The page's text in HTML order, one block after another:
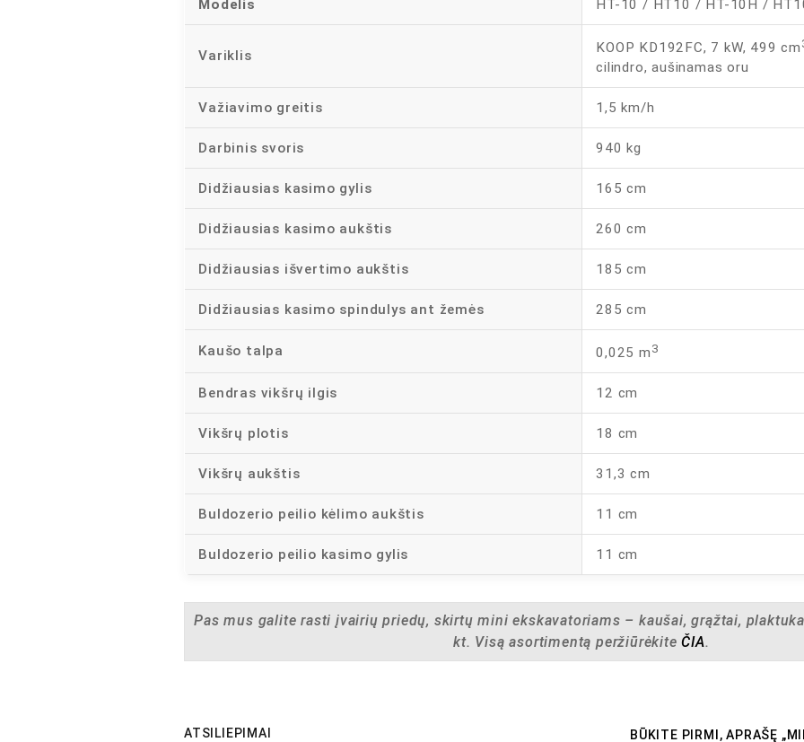
Modelis HT-10 / HT10 / HT-10H /
Variklis KOOP KD192FC, 7 kW, 499 cm
cilindro, aušinamas oru
Važiavimo greitis 1,5 km/h
Darbinis svoris 940 kg
Didžiausias kasimo gylis 165 cm
Didžiausias kasimo aukštis 260 cm
Didžiausias išvertimo aukštis 185 cm
Didžiausias kasimo spindulys ant žemės 285 cm
Kaušo talpa 0,025 m 3
Bendras vikšrų ilgis 12 cm
Vikšrų plotis 18 cm
Vikšrų aukštis 31,3 cm
Buldozerio peilio kėlimo aukštis 11 cm
Buldozerio peilio kasimo gylis 11 cm
Pas mus galite rasti įvairių priedų, skirtų mini ekskavatoriams – kaušai, grąžtai,
kt. Visą asortimentą peržiūrėkiteČIA.
ATSILIEPIMAI BŪKITE PIRMI, APRAŠĘ